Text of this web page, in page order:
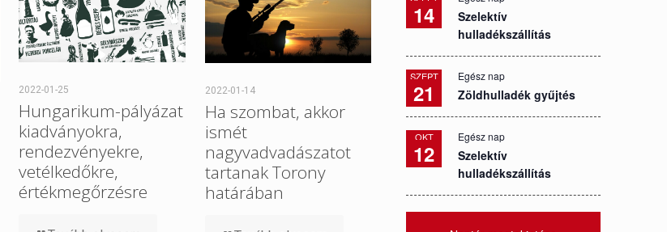
2022-01-25
Hungarikum-pályázat
kiadványokra,
rendezvényekre,
vetélkedőkre,
értékmegőrzésre
2022-01-14
Ha szombat, akkor
ismét
nagyvadvadászatot
tartanak Torony
határában
14
Szelektív
hulladékszállítás
SZEPT
21
Egész nap
Zöldhulladék gyűjtés
OKT
12
Egész nap
Szelektív
hulladékszállítás